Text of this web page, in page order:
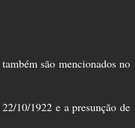
são mencionados no
10/1922 e a presunção de